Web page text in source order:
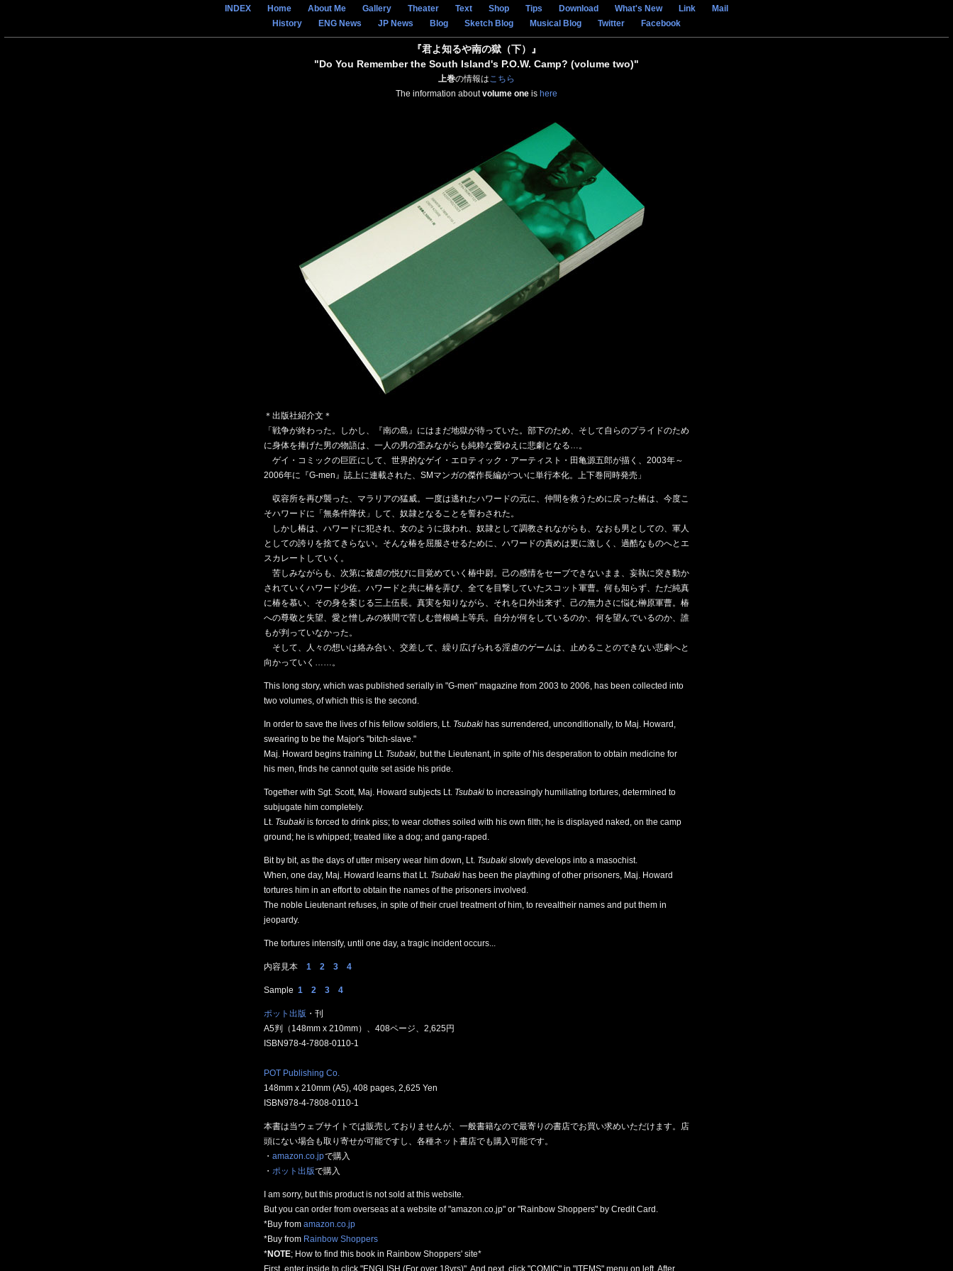
INDEX Home About Me Gallery Theater Text Shop Tips Download What's New Link
Mail
History
ENG News JP News Blog Sketch Blog Musical Blog Twitter Facebook
『君よ知るや南の獄（下）』
"Do You Remember the South Island's P.O.W. Camp? (volume two)"
上巻の情報はこちら
The information aboutvolume one is here
＊出版社紹介文＊
「戦争が終わった。しかし、『南の島』にはまだ地獄が待っていた。部下のため、そして自らのプライドのため
に身体を捧げた男の物語は、一人の男の歪みながらも純粋な愛ゆえに悲劇となる…。
ゲイ・コミックの巨匠にして、世界的なゲイ・エロティック・アーティスト・田亀源五郎が描く、2003年～
2006年に『G-men』誌上に連載された、SMマンガの傑作長編がついに単行本化。上下巻同時発売」
収容所を再び襲った、マラリアの猛威。一度は逃れたハワードの元に、仲間を救うために戻った椿は、今度こ
そハワードに「無条件降伏」して、奴隷となることを誓わされた。
しかし椿は、ハワードに犯され、女のように扱われ、奴隷として調教されながらも、なおも男としての、軍人
としての誇りを捨てきらない。そんな椿を屈服させるために、ハワードの責めは更に激しく、過酷なものへとエ
スカレートしていく。
苦しみながらも、次第に被虐の悦びに目覚めていく椿中尉。己の感情をセーブできないまま、妄執に突き動か
されていくハワード少佐。ハワードと共に椿を弄び、全てを目撃していたスコット軍曹。何も知らず、ただ純真
に椿を慕い、その身を案じる三上伍長。真実を知りながら、それを口外出来ず、己の無力さに悩む榊原軍曹。椿
への尊敬と失望、愛と憎しみの狭間で苦しむ曾根崎上等兵。自分が何をしているのか、何を望んでいるのか、誰
もが判っていなかった。
そして、人々の想いは絡み合い、交差して、繰り広げられる淫虐のゲームは、止めることのできない悲劇へと
向かっていく……。
This long story, which was published serially in "G-men" magazine from 2003 to 2006, has been collected into
two volumes, of which this is the second.
In order to save the lives of his fellow soldiers, Lt. Tsubaki has surrendered, unconditionally, to Maj. Howard,
swearing to be the Major's "bitch-slave."
Maj. Howard begins training Lt. Tsubaki, but the Lieutenant, in spite of his desperation to obtain medicine for
his men, finds he cannot quite set aside his pride.
Together with Sgt. Scott, Maj. Howard subjects Lt. Tsubaki to increasingly humiliating tortures, determined to
subjugate him completely.
Lt. Tsubaki is forced to drink piss; to wear clothes soiled with his own filth; he is displayed naked, on the camp
ground; he is whipped; treated like a dog; and gang-raped.
Bit by bit, as the days of utter misery wear him down, Lt. Tsubaki slowly develops into a masochist.
When, one day, Maj. Howard learns that Lt. Tsubaki has been the plaything of other prisoners, Maj. Howard
tortures him in an effort to obtain the names of the prisoners involved.
The noble Lieutenant refuses, in spite of their cruel treatment of him, to revealtheir names and put them in
jeopardy.
The tortures intensify, until one day, a tragic incident occurs...
内容見本 1 2 3 4
Sample 1 2 3 4
ポット出版 ・刊
A5判（148mm x 210mm）、408ページ、2,625円
ISBN978-4-7808-0110-1
POT Publishing Co.
148mm x 210mm (A5), 408 pages, 2,625 Yen
ISBN978-4-7808-0110-1
本書は当ウェブサイトでは販売しておりませんが、一般書籍なので最寄りの書店でお買い求めいただけます。店
頭にない場合も取り寄せが可能ですし、各種ネット書店でも購入可能です。
・ amazon.co.jpで購入
・ ポット出版で購入
I am sorry, but this product is not sold at this website.
But you can order from overseas at a website of "amazon.co.jp" or "Rainbow Shoppers" by Credit Card.
*Buy from amazon.co.jp
*Buy from Rainbow Shoppers
*NOTE; How to find this book in Rainbow Shoppers' site*
First, enter inside to click "ENGLISH (For over 18yrs)". And next, click "COMIC" in "ITEMS" menu on left. After